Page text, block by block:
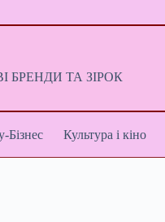
БРЕНДИ ТА ЗІРОК
Бізнес Культура і кіно